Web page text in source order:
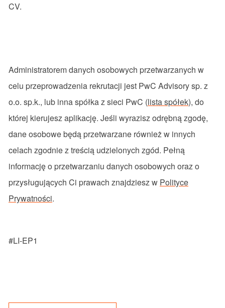
CV.
Administratoremdanych osobowych przetwarzanych w
celu przeprowadzenia rekrutacji jest PwC Advisorysp. z
o.o. sp.k., lub innaspółkazsieci PwC (lista spółek), do
której kierujeszaplikację. Jeśli wyraziszodrębnązgodę,
daneosobowebędą przetwarzane równieżw innych
celach zgodnieztreścią udzielonych zgód. Pełną
informacjęo przetwarzaniu danych osobowych orazo
przysługujących Ci prawach znajdzieszw Polityce
Prywatności.
#LI-EP1